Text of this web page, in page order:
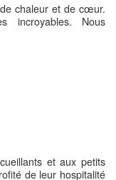
chaleur et de cœur.
incroyables. Nous
et aux petits
de leur hospitalité